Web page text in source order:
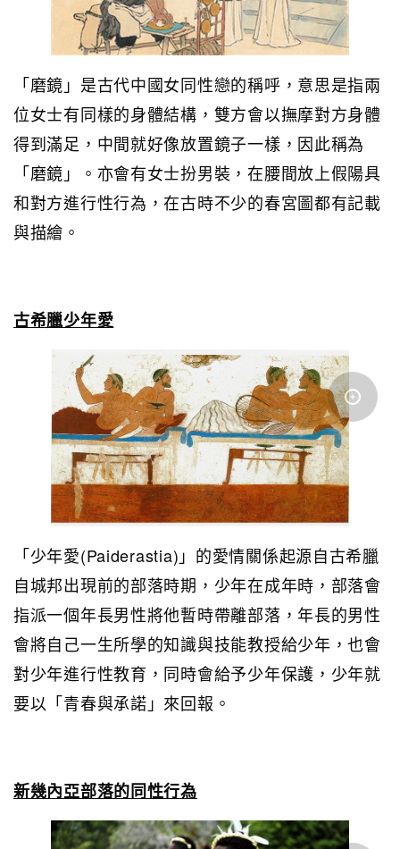
「磨鏡」是古代中國女同性戀的稱呼，意思是指兩
位女士有同樣的身體結構，雙方會以撫摩對方身體
得到滿足，中間就好像放置鏡子一樣，因此稱為
「磨鏡」。亦會有女士扮男裝，在腰間放上假陽具
和對方進行性行為，在古時不少的春宮圖都有記載
與描繪。
古希臘少年愛
「少年愛(Paiderastia)」的愛情關係起源自古希臘
自城邦出現前的部落時期，少年在成年時，部落會
指派一個年長男性將他暫時帶離部落，年長的男性
會將自己一生所學的知識與技能教授給少年，也會
對少年進行性教育，同時會給予少年保護，少年就
要以「青春與承諾」來回報。
新幾內亞部落的同性行為